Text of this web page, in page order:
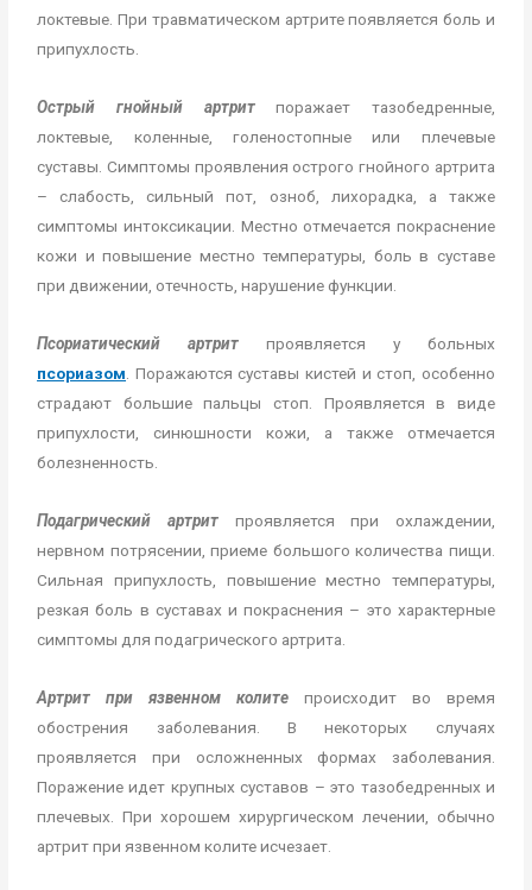
локтевые. При травматическом артрите появляется боль и
припухлость.
Острый гнойный артритпоражает тазобедренные,
локтевые, коленные, голеностопные или плечевые
суставы. Симптомы проявления острого гнойного артрита
– слабость, сильный пот, озноб, лихорадка, а также
симптомы интоксикации. Местно отмечается покраснение
кожи и повышение местно температуры, боль в суставе
при движении, отечность, нарушение функции.
Псориатический артрит проявляется у больных
псориазом . Поражаются суставы кистей и стоп, особенно
страдают большие пальцы стоп. Проявляется в виде
припухлости, синюшности кожи, а также отмечается
болезненность.
Подагрический артритпроявляется при охлаждении,
нервном потрясении, приеме большого количества пищи.
Сильная припухлость, повышение местно температуры,
резкая боль в суставах и покраснения – это характерные
симптомы для подагрического артрита.
Артрит при язвенном колите происходит во время
обострения заболевания. В некоторых случаях
проявляется при осложненных формах заболевания.
Поражение идет крупных суставов – это тазобедренных и
плечевых. При хорошем хирургическом лечении, обычно
артрит при язвенном колите исчезает.